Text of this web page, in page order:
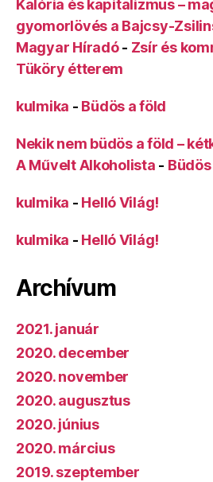
Kalória és kapitalizmus –
gyomorlövés a Bajcsy-
Magyar Híradó- Zsír és
Tüköry étterem
kulmika - Büdös a föld
Nekik nem büdös a föld –
A Művelt Alkoholista -
kulmika - Helló Világ!
kulmika - Helló Világ!
Archívum
2021. január
2020. december
2020. november
2020. augusztus
2020. június
2020. március
2019. szeptember